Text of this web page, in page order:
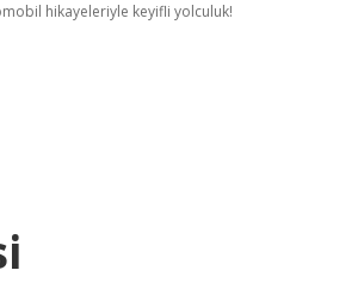
hikayeleriyle keyifli yolculuk!